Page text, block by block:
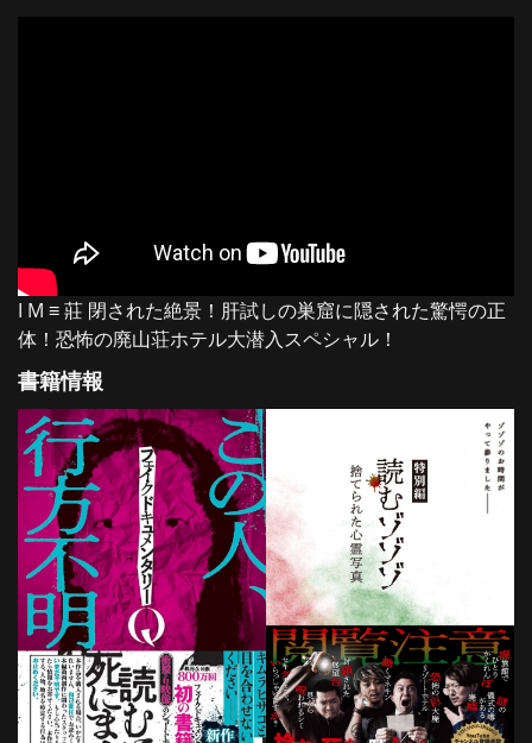
I M ≡ 莊 閉された絶景！肝試しの巣窟に隠された驚愕の正
体！恐怖の廃山荘ホテル大潜入スペシャル！
書籍情報